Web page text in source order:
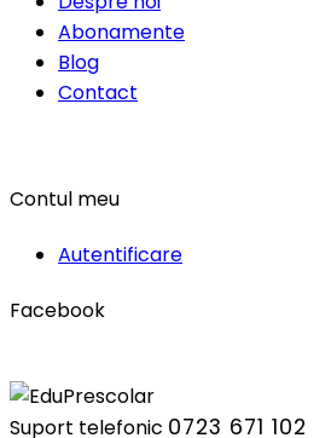
Abonamente
Blog
Contact
Contul meu
Autentificare
Facebook
Suport telefonic 0723 671 102